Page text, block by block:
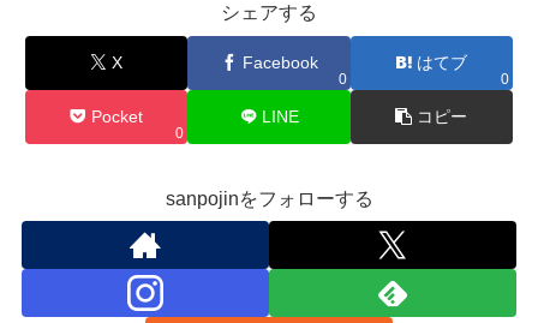
シェアする
X Facebook
0
はてブ
0
Pocket
0
LINE コピー
sanpojinをフォローする